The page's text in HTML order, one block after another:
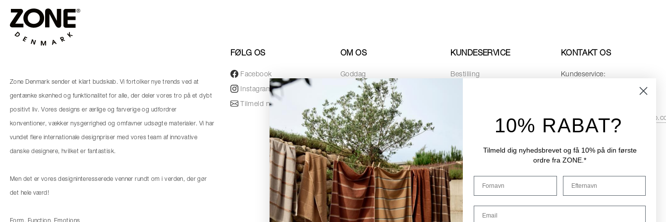
Zone Denmark sender et klart budskab. Vi fortolker nye trends ved at
gentænke skønhed og funktionalitet for alle, der deler vores tro på et dybt
positivt liv. Vores designs er ærlige og farverige og udfordrer
konventioner, vækker nysgerrighed og omfavner udsøgte materialer. Vi har
vundet flere internationale designpriser med vores team af innovative
danske designere, hvilket er fantastisk.
Men det er vores designinteresserede venner rundt om i verden, der gør
det hele værd!
Form. Function. Emotions
FØLG OS
Facebook
Instagram
Tilmeld nyhedsbrev
OM OS
Goddag
Designere
Awards
Nyhedsbrev
Black Friday
KUNDESERVICE
Bestilling
Cookiepolitik
Handelsbetingelser
Reservedele
KONTAKT OS
Kundeservice:
+45 8768 4728
Hverdage:
10% RABAT?
Tilmeld dig nyhedsbrevet og få 10% på din første
ordre fra ZONE.*
Fornavn Efternavn
Email